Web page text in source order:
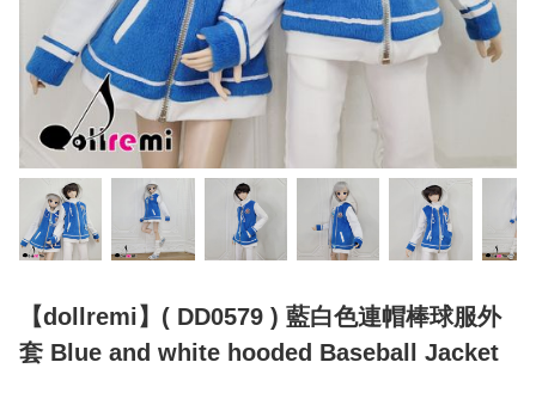
【dollremi】( DD0579 ) 藍白色連帽棒球服外
套 Blue and white hooded Baseball Jacket